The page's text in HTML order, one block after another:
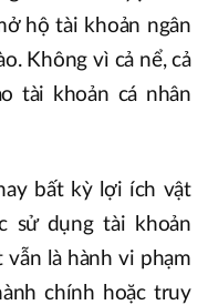
hộ tài khoản ngân
Không vì cả nể, cả
tài khoản cá nhân
bất kỳ lợi ích vật
sử dụng tài khoản
là hành vi phạm
chính hoặc truy